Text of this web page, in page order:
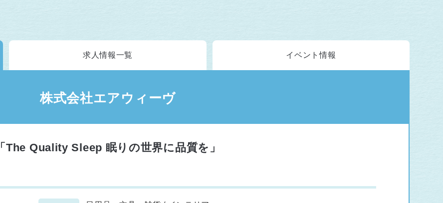
求人情報一覧 イベント情報
株式会社エアウィーヴ
「The Quality Sleep 眠りの世界に品質を」